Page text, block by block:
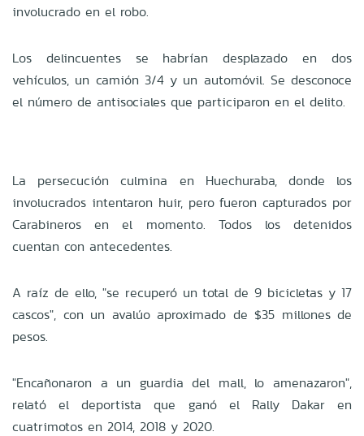
involucrado en el robo.
Los delincuentes se habrían desplazado en dos
vehículos, un camión 3/4 y un automóvil. Se desconoce
el número de antisociales que participaron en el delito.
La persecución culmina en Huechuraba, donde los
involucrados intentaron huir, pero fueron capturados por
Carabineros en el momento. Todos los detenidos
cuentan con antecedentes.
A raíz de ello, "se recuperó un total de 9 bicicletas y 17
cascos", con un avalúo aproximado de $35 millones de
pesos.
"Encañonaron a un guardia del mall, lo amenazaron",
relató el deportista que ganó el Rally Dakar en
cuatrimotos en 2014, 2018 y 2020.